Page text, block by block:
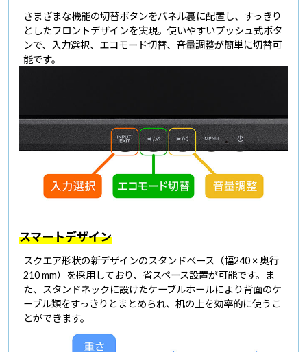
さまざまな機能の切替ボタンをパネル裏に配置し、すっきり
としたフロントデザインを実現。使いやすいプッシュ式ボタ
ンで、入力選択、エコモード切替、音量調整が簡単に切替可
能です。
スマートデザイン
スクエア形状の新デザインのスタンドベース（幅240 × 奥行
210 mm）を採用しており、省スペース設置が可能です。ま
た、スタンドネックに設けたケーブルホールにより背面のケ
ーブル類をすっきりとまとめられ、机の上を効率的に使うこ
とができます。